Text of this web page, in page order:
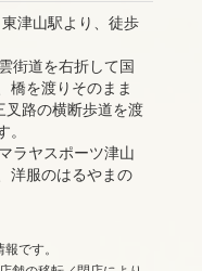
津山駅より、徒歩
街道を右折して国
橋を渡りそのまま
路の横断歩道を渡
ラヤスポーツ津山
洋服のはるやまの
です。